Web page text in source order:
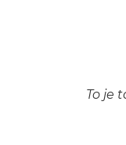
To je